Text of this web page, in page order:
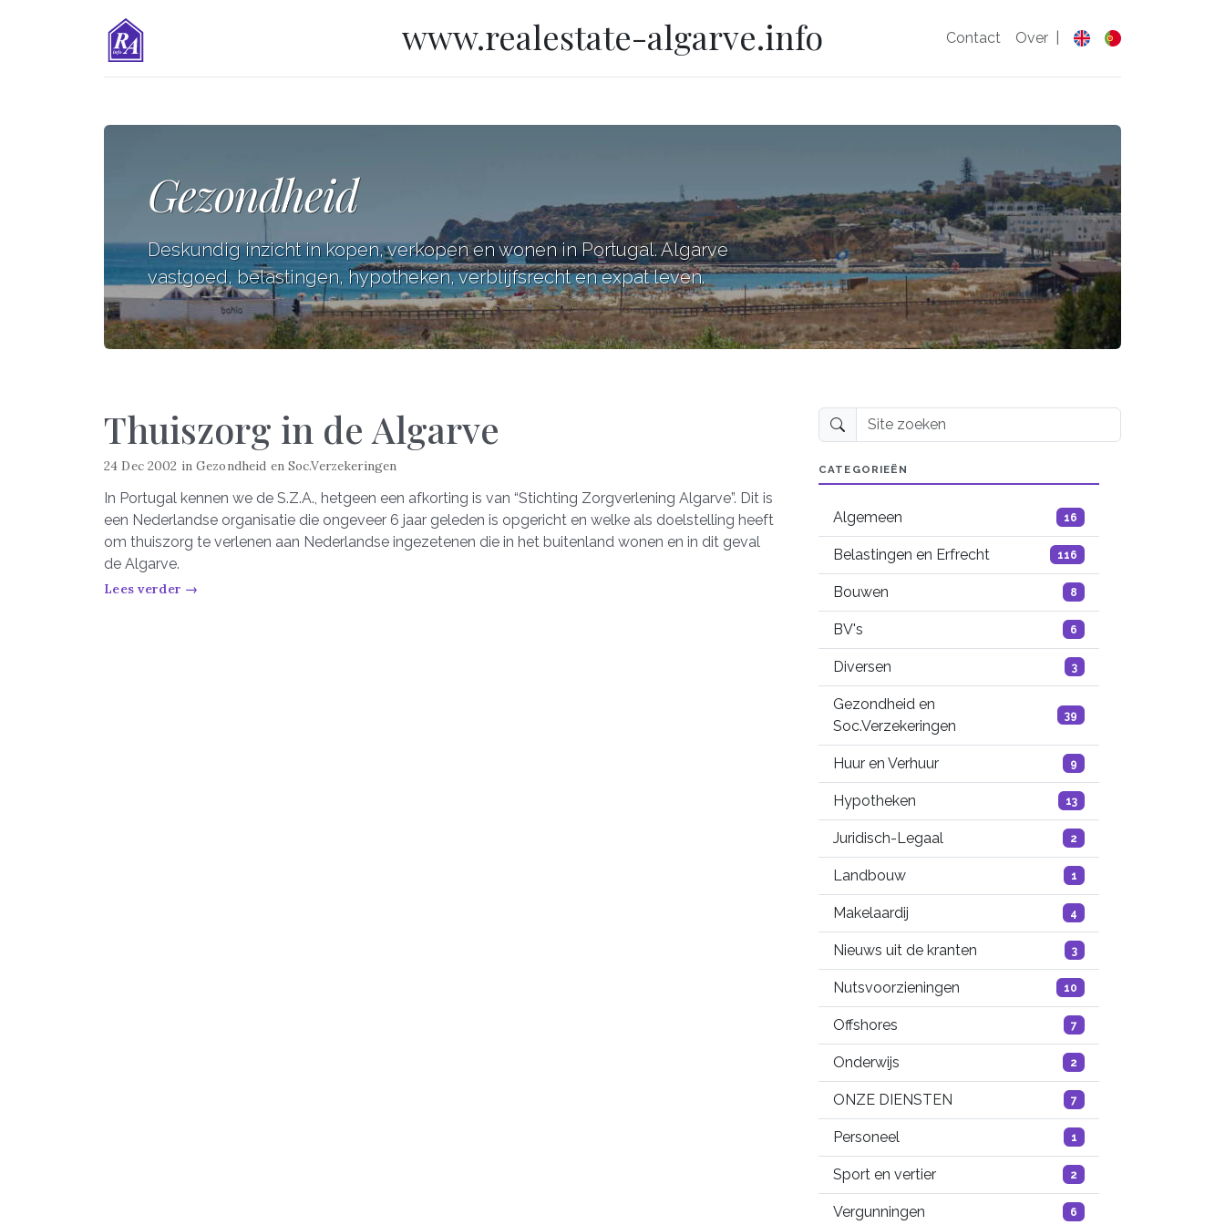
www.realestate-algarve.info Contact Over
Gezondheid
Deskundig inzicht in kopen, verkopen en wonen in Portugal. Algarve
vastgoed, belastingen, hypotheken, verblijfsrecht en expat leven.
Thuiszorg in de Algarve
24 Dec 2002 inGezondheid en Soc.Verzekeringen
In Portugal kennen we de S.Z.A., hetgeen een afkorting is van “Stichting Zorgverlening Algarve”. Dit is
een Nederlandse organisatie die ongeveer 6 jaar geleden is opgericht en welke als doelstelling heeft
om thuiszorg te verlenen aan Nederlandse ingezetenen die in het buitenland wonen en in dit geval
de Algarve.
Lees verder →
CATEGORIEËN
Algemeen 16
Belastingen en Erfrecht 116
Bouwen 8
BV's 6
Diversen 3
Gezondheid en
Soc.Verzekeringen
39
Huur en Verhuur 9
Hypotheken 13
Juridisch-Legaal 2
Landbouw 1
Makelaardij 4
Nieuws uit de kranten 3
Nutsvoorzieningen 10
Offshores 7
Onderwijs 2
ONZE DIENSTEN 7
Personeel 1
Sport en vertier 2
Vergunningen 6